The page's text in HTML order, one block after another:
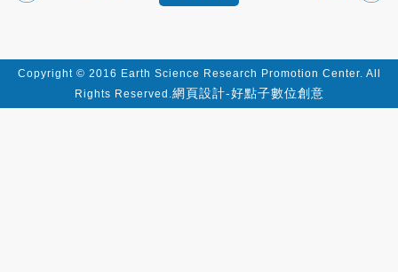
Copyright © 2016 Earth Science Research Promotion Center. All
Rights Reserved.網頁設計-好點子數位創意